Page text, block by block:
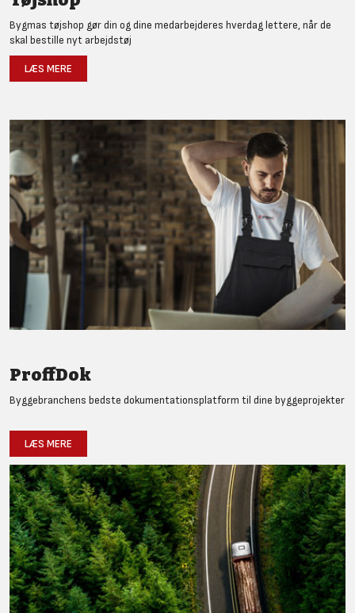
Bygmas tøjshop gør din og dine medarbejderes hverdag lettere, når de
skal bestille nyt arbejdstøj
LÆS MERE
ProffDok
Byggebranchens bedste dokumentationsplatform til dine byggeprojekter
LÆS MERE